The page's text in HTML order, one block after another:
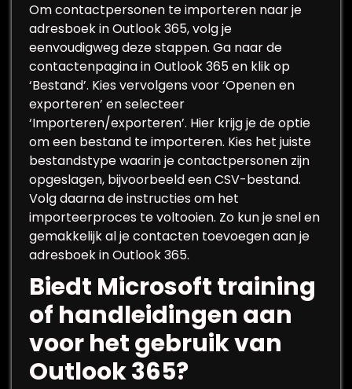
Om contactpersonen te importeren naar je
adresboek in Outlook 365, volg je
eenvoudigweg deze stappen. Ga naar de
contactenpagina in Outlook 365 en klik op
‘Bestand’. Kies vervolgens voor ‘Openen en
exporteren’ en selecteer
‘Importeren/exporteren’. Hier krijg je de optie
om een bestand te importeren. Kies het juiste
bestandstype waarin je contactpersonen zijn
opgeslagen, bijvoorbeeld een CSV-bestand.
Volg daarna de instructies om het
importeerproces te voltooien. Zo kun je snel en
gemakkelijk al je contacten toevoegen aan je
adresboek in Outlook 365.
Biedt Microsoft training
of handleidingen aan
voor het gebruik van
Outlook 365?